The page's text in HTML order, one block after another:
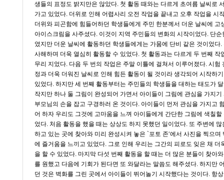
생들의 표정도 밝지만은 않았다. 첫 활동 때와는 다르게 초여름 날씨로
가고 있었다. 더위로 인해 어렵사리 오전 작업을 끝내고 오후 작업을 시
더위와 피곤함에 힘들어하던 학생들에게 주민 한분께서 더운 날씨에 고
아이스크림을 사주셨다. 이것이 지역 주민들의 변화의 시작이었다. 단
였지만 더운 날씨에 활동하던 학생들에게는 가뭄에 단비 같은 것이었다
사해하며 더욱 열심히 활동할 수 있었다. 첫 활동과는 다르게 두 번째 작
무리 지었다. 다음 두 번의 작업은 주말 이틀에 걸쳐서 이루어졌다. 시험
정과 더욱 더워진 날씨로 인해 힘든 활동이 될 것이라 생각되어 시작하
있었다. 하지만 세 번째 활동부터는 주민들의 학생들을 대하는 태도가
작지만 하나 둘 그림이 완성되어 가면서 아이들이 그림에 관심을 가지
부모님의 손을 잡고 구경하러 온 것이다. 아이들이 먼저 관심을 가지고
어 하자 우리도 그것에 고마움을 느껴 아이들에게 간단한 그림에 색칠할
었다. 처음 활동을 했을 때는 상상도 하지 못했던 일이었다. 또 주변에
하고 있는 곳에 찾아와 미리 완성시켜 놓은 `포토 존‘에서 사진을 찍으며
에 즐거움을 느끼고 있었다. 그로 인해 우리는 그간의 피로도 잊은 채 더
을 할 수 있었다. 마지막 다섯 번째 활동을 할 때는 더 많은 분들이 찾아
를 원했고 다음에 기회가 된다면 또 와달라는 말씀도 해주셨다. 하지만
던 것은 벽화를 그린 곳에서 아이들이 뛰어놀기 시작했다는 것이다. 항